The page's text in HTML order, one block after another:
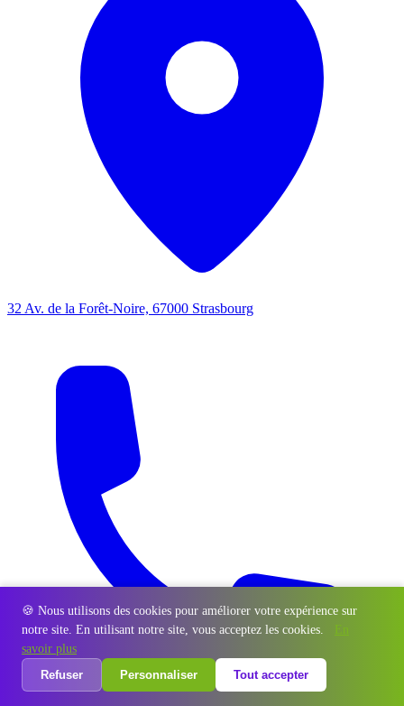
🍪 Nous utilisons des cookies pour améliorer votre expérience sur
notre site. En utilisant notre site, vous acceptez les cookies.
En
savoir plus
Refuser
Personnaliser Tout accepter
32 Av. de la Forêt-Noire, 67000 Strasbourg